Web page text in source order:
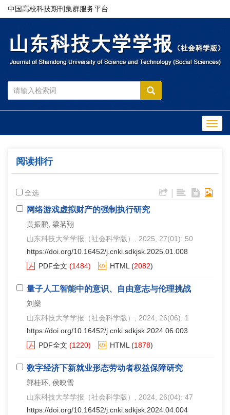
中国高校科技期刊集群服务平台
阅读排行
全选 |
网络游戏虚拟财产的强制执行研究
黄振鹏, 梁茗翔
山东科技大学学报（社会科学版）
, 2025, 27(01): 50
https://doi.org/10.16452/j.cnki.sdkjsk.2025.01.008
PDF全文 (1484) HTML (2082)
量子人工智能中的意识、自由意志与伦理挑战
刘燊
山东科技大学学报（社会科学版）
, 2024, 26(06): 1
https://doi.org/10.16452/j.cnki.sdkjsk.2024.06.003
PDF全文 (1220) HTML (1878)
数字经济下新就业形态劳动者权益保障研究
郭桂环, 侯映雪
山东科技大学学报（社会科学版）
, 2024, 26(04): 47
https://doi.org/10.16452/j.cnki.sdkjsk.2024.04.004